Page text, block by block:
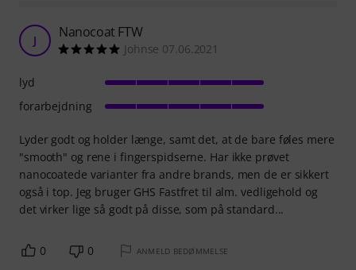
J Nanocoat FTW
Johnse 07.06.2021
Lyder godt og holder længe, samt det, at de bare føles mere
"smooth" og rene i fingerspidserne. Har ikke prøvet
nanocoatede varianter fra andre brands, men de er sikkert
også i top. Jeg bruger GHS Fastfret til alm. vedligehold og
det virker lige så godt på disse, som på standard...
lyd
forarbejdning
0 0 ANMELD BEDØMMELSE